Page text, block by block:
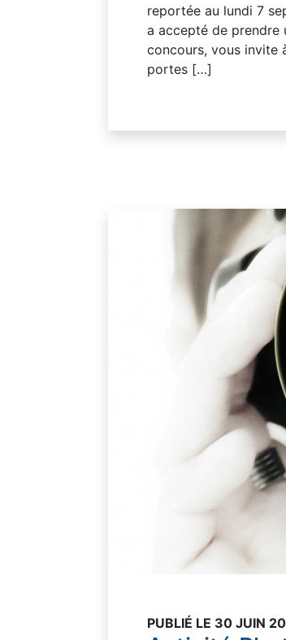
reportée au lundi 7
a accepté de prendre
concours, vous invite
portes […]
PUBLIÉ LE 30 JUIN